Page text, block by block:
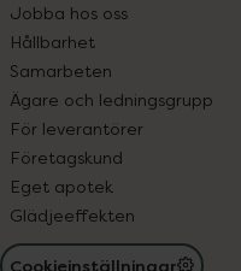
Jobba hos oss
Hållbarhet
Samarbeten
Ägare och ledningsgrupp
För leverantörer
Företagskund
Eget apotek
Glädjeeffekten
Cookieinställningar